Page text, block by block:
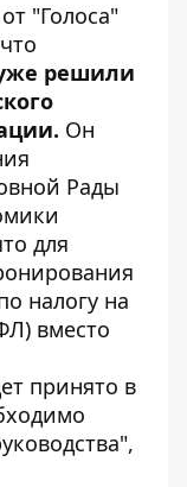
"Голоса"
решили
Он
Рады
для
налогу на
вместо
принято в